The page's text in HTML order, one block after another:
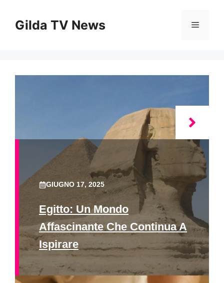
contenuto
Gilda TV News Menu
GIUGNO 17, 2025
Egitto: Un Mondo
Affascinante Che Continua A
Ispirare